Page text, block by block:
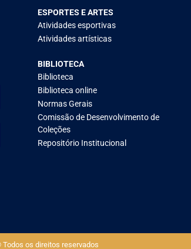
ESPORTES E ARTES
Atividades esportivas
Atividades artísticas
BIBLIOTECA
Biblioteca
Biblioteca online
Normas Gerais
Comissão de Desenvolvimento de
Coleções
Repositório Institucional
os direitos reservados​